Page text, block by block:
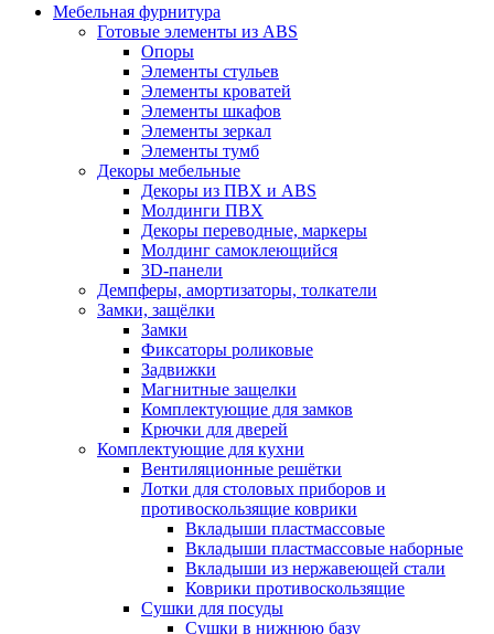
Мебельная фурнитура
Готовые элементы из ABS
Опоры
Элементы стульев
Элементы кроватей
Элементы шкафов
Элементы зеркал
Элементы тумб
Декоры мебельные
Декоры из ПВХ и ABS
Молдинги ПВХ
Декоры переводные, маркеры
Молдинг самоклеющийся
3D-панели
Демпферы, амортизаторы, толкатели
Замки, защёлки
Замки
Фиксаторы роликовые
Задвижки
Магнитные защелки
Комплектующие для замков
Крючки для дверей
Комплектующие для кухни
Вентиляционные решётки
Лотки для столовых приборов и
противоскользящие коврики
Вкладыши пластмассовые
Вкладыши пластмассовые наборные
Вкладыши из нержавеющей стали
Коврики противоскользящие
Сушки для посуды
Сушки в нижнюю базу